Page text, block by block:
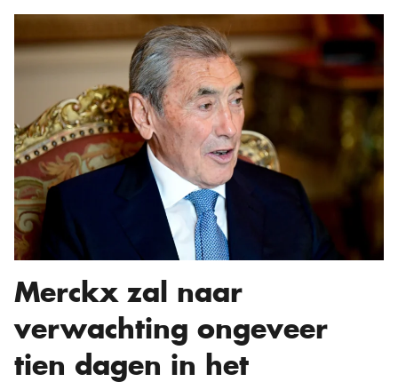
Merckx zal naar
verwachting ongeveer
tien dagen in het